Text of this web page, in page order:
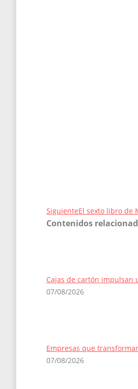
SiguienteEntrada
siguiente:
El sexto libro de
Contenidos
Cajas de cartón impulsan
07/08/2026
Empresas que
07/08/2026